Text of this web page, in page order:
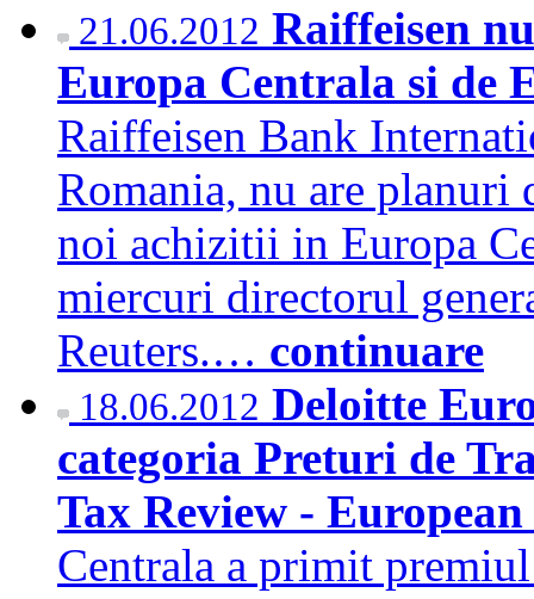
21.06.2012 Raiffeisen
Europa Centrala si de
Raiffeisen Bank
Romania, nu are planuri
noi achizitii in Europa
miercuri directorul
Reuters.… continuare
18.06.2012 Deloitte
categoria Preturi de
Tax Review -
Centrala a primit